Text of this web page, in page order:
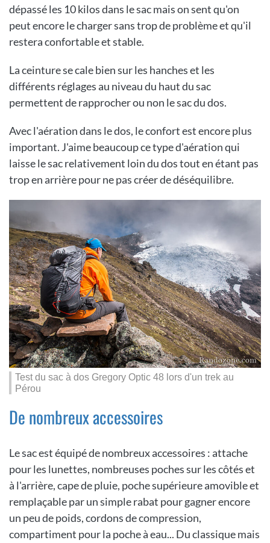
dépassé les 10 kilos dans le sac mais on sent qu'on
peut encore le charger sans trop de problème et qu'il
restera confortable et stable.
La ceinture se cale bien sur les hanches et les
différents réglages au niveau du haut du sac
permettent de rapprocher ou non le sac du dos.
Avec l'aération dans le dos, le confort est encore plus
important. J'aime beaucoup ce type d'aération qui
laisse le sac relativement loin du dos tout en étant pas
trop en arrière pour ne pas créer de déséquilibre.
Test du sac à dos Gregory Optic 48 lors d'un trek au
Pérou
De nombreux accessoires
Le sac est équipé de nombreux accessoires : attache
pour les lunettes, nombreuses poches sur les côtés et
à l'arrière, cape de pluie, poche supérieure amovible et
remplaçable par un simple rabat pour gagner encore
un peu de poids, cordons de compression,
compartiment pour la poche à eau... Du classique mais